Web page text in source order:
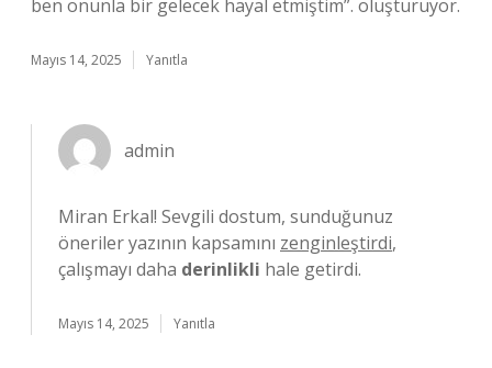
ben onunla bir gelecek hayal etmiştim”. oluşturuyor.
Mayıs 14, 2025 Yanıtla
admin
Miran Erkal! Sevgili dostum, sunduğunuz
öneriler yazının kapsamını zenginleştirdi,
çalışmayı daha derinlikli hale getirdi.
Mayıs 14, 2025 Yanıtla